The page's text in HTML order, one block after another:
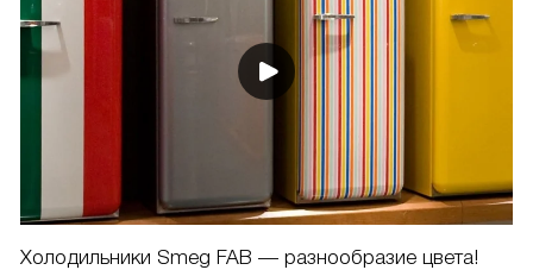
Холодильники Smeg FAB — разнообразие цвета!